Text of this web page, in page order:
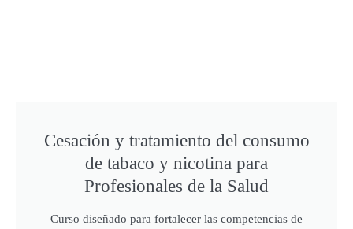
Cesación y tratamiento del consumo
de tabaco y nicotina para
Profesionales de la Salud
Curso diseñado para fortalecer las competencias de